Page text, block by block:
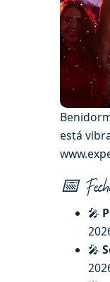
está
📅
🎤
🎤